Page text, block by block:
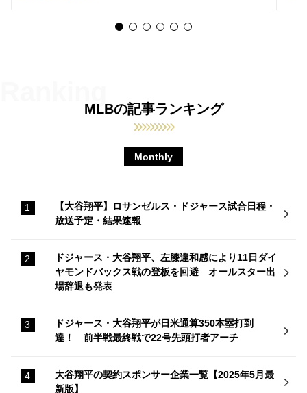
MLBの記事ランキング
Monthly
【大谷翔平】ロサンゼルス・ドジャース試合日程・
放送予定・結果速報
ドジャース・大谷翔平、左膝違和感により11日ダイ
ヤモンドバックス戦の登板を回避 オールスター出
場辞退も発表
ドジャース・大谷翔平が日米通算350本塁打到
達！ 前半戦最終戦で22号先頭打者アーチ
大谷翔平の契約スポンサー企業一覧【2025年5月最
新版】